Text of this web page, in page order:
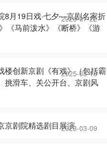
8月19日戏·七夕—京剧名家折
《马前泼水》《断桥》《游
2026-07-22
楼创新京剧《有戏》（包括霸
挑滑车、关公开台、京剧风
2025-08-13
京剧院精选剧目展演2023-03-09